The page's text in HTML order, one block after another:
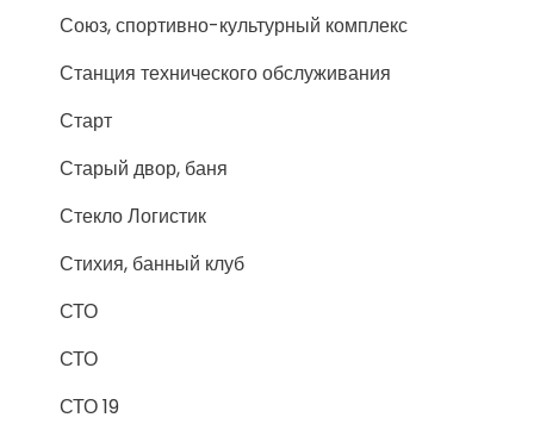
Союз, спортивно-культурный комплекс
Станция технического обслуживания
Старт
Старый двор, баня
Стекло Логистик
Стихия, банный клуб
СТО
СТО
СТО 19